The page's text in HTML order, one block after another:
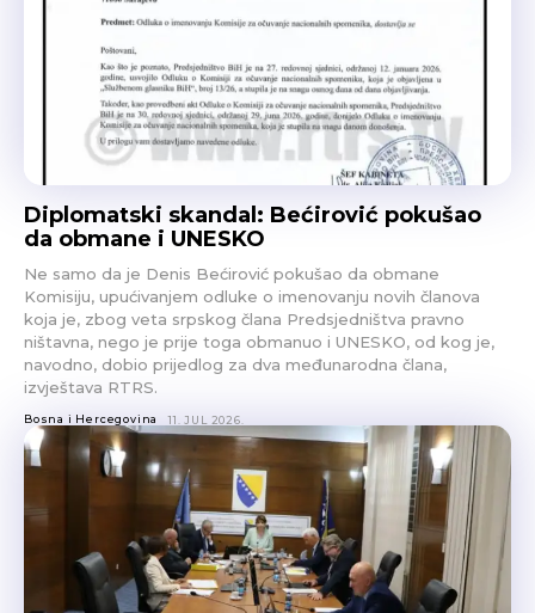
Diplomatski skandal: Bećirović pokušao
da obmane i UNESKO
Ne samo da je Denis Bećirović pokušao da obmane
Komisiju, upućivanjem odluke o imenovanju novih članova
koja je, zbog veta srpskog člana Predsjedništva pravno
ništavna, nego je prije toga obmanuo i UNESKO, od kog je,
navodno, dobio prijedlog za dva međunarodna člana,
izvještava RTRS.
Bosna i Hercegovina 11. JUL 2026.